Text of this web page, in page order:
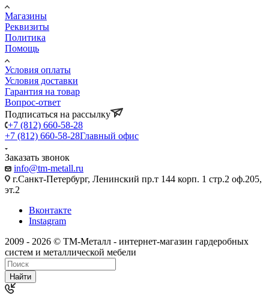
Магазины
Реквизиты
Политика
Помощь
Условия оплаты
Условия доставки
Гарантия на товар
Вопрос-ответ
Подписаться на рассылку
+7 (812) 660-58-28
+7 (812) 660-58-28Главный офис
Заказать звонок
info@tm-metall.ru
г.Санкт-Петербург, Ленинский пр.т 144 корп. 1 стр.2 оф.205,
эт.2
Вконтакте
Instagram
2009 - 2026 © ТМ-Металл - интернет-магазин гардеробных
систем и металлической мебели
Найти